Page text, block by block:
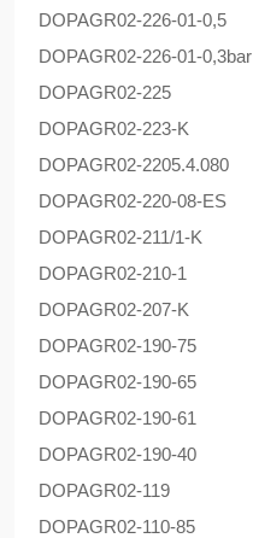
DOPAGR02-226-01-0,5
DOPAGR02-226-01-0,3bar
DOPAGR02-225
DOPAGR02-223-K
DOPAGR02-2205.4.080
DOPAGR02-220-08-ES
DOPAGR02-211/1-K
DOPAGR02-210-1
DOPAGR02-207-K
DOPAGR02-190-75
DOPAGR02-190-65
DOPAGR02-190-61
DOPAGR02-190-40
DOPAGR02-119
DOPAGR02-110-85